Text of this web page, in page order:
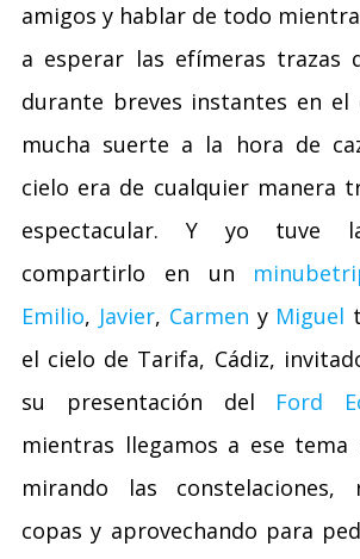
amigos y hablar de todo
a esperar las efímeras trazas
durante breves instantes en el
mucha suerte a la hora de
cielo era de cualquier manera
espectacular. Y yo tuve
compartirlo en un
Emilio, Javier, Carmen y Miguel
el cielo de Tarifa, Cádiz,
su presentación del Ford
mientras llegamos a ese tema
mirando las constelaciones,
copas y aprovechando para